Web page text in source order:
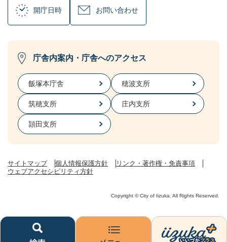
開庁日時 お問い合わせ
庁舎内案内・庁舎へのアクセス
飯塚本庁舎 穂波支所
筑穂支所 庄内支所
頴田支所
サイトマップ 個人情報保護方針
リンク・著作権・免責事項
ウェブアクセシビリティ方針
Copyright © City of Iizuka. All Rights Reserved.